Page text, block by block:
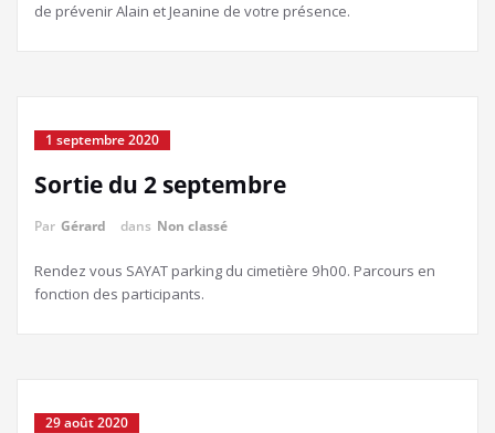
de prévenir Alain et Jeanine de votre présence.
1 septembre 2020
Sortie du 2 septembre
Par Gérard dans Non classé
Rendez vous SAYAT parking du cimetière 9h00. Parcours en
fonction des participants.
29 août 2020